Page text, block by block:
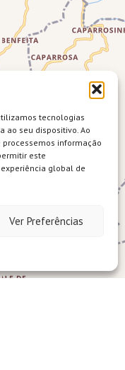
tecnologias
ao seu dispositivo. Ao
informação
este
global de
Ver Preferências